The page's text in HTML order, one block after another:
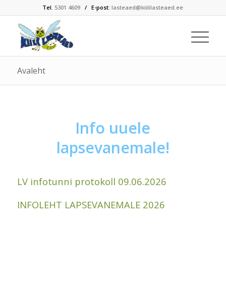
Tel. 5301 4609 / E-post:lasteaed@kiililasteaed.ee
Avaleht
Info uuele
lapsevanemale!
LV infotunni protokoll 09.06.2026
INFOLEHT LAPSEVANEMALE 2026